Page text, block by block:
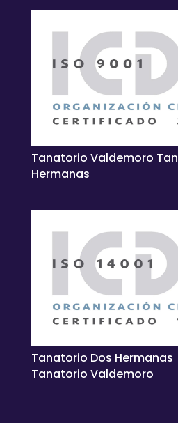
Tanatorio Valdemoro
Hermanas
Tanatorio Dos Hermanas
Tanatorio Valdemoro